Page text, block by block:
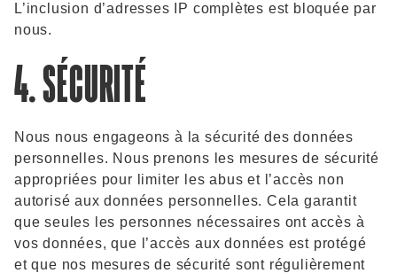
L’inclusion d’adresses IP complètes est bloquée par
nous.
4. SÉCURITÉ
Nous nous engageons à la sécurité des données
personnelles. Nous prenons les mesures de sécurité
appropriées pour limiter les abus et l’accès non
autorisé aux données personnelles. Cela garantit
que seules les personnes nécessaires ont accès à
vos données, que l’accès aux données est protégé
et que nos mesures de sécurité sont régulièrement